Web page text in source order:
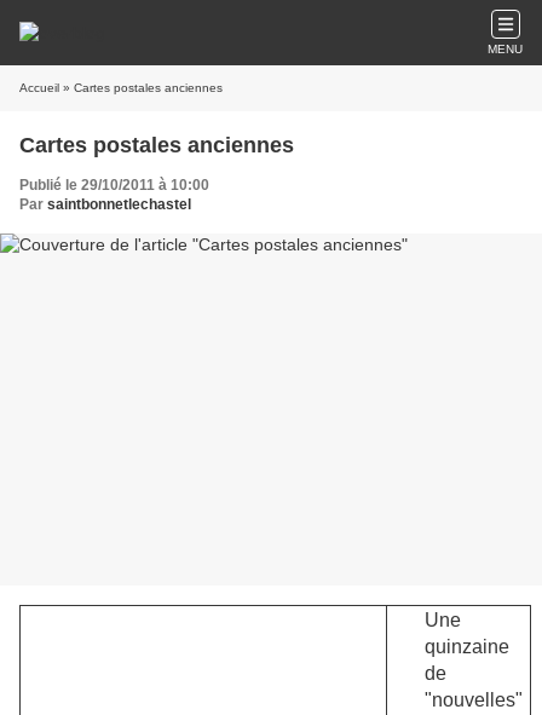
MENU
Accueil » Cartes postales anciennes
Cartes postales anciennes
Publié le 29/10/2011 à 10:00
Par saintbonnetlechastel
Une
quinzaine
de
"nouvelles"